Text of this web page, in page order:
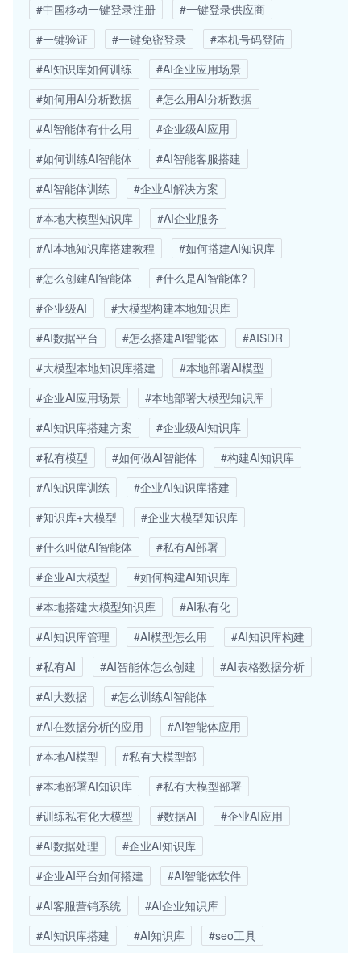
#中国移动一键登录注册
#一键登录供应商
#一键验证
#一键免密登录
#本机号码登陆
#AI知识库如何训练
#AI企业应用场景
#如何用AI分析数据
#怎么用AI分析数据
#AI智能体有什么用
#企业级AI应用
#如何训练AI智能体
#AI智能客服搭建
#AI智能体训练
#企业AI解决方案
#本地大模型知识库
#AI企业服务
#AI本地知识库搭建教程
#如何搭建AI知识库
#怎么创建AI智能体
#什么是AI智能体?
#企业级AI
#大模型构建本地知识库
#AI数据平台
#怎么搭建AI智能体
#AISDR
#大模型本地知识库搭建
#本地部署AI模型
#企业AI应用场景
#本地部署大模型知识库
#AI知识库搭建方案
#企业级AI知识库
#私有模型
#如何做AI智能体
#构建AI知识库
#AI知识库训练
#企业AI知识库搭建
#知识库+大模型
#企业大模型知识库
#什么叫做AI智能体
#私有AI部署
#企业AI大模型
#如何构建AI知识库
#本地搭建大模型知识库
#AI私有化
#AI知识库管理
#AI模型怎么用
#AI知识库构建
#私有AI
#AI智能体怎么创建
#AI表格数据分析
#AI大数据
#怎么训练AI智能体
#AI在数据分析的应用
#AI智能体应用
#本地AI模型
#私有大模型部
#本地部署AI知识库
#私有大模型部署
#训练私有化大模型
#数据AI
#企业AI应用
#AI数据处理
#企业AI知识库
#企业AI平台如何搭建
#AI智能体软件
#AI客服营销系统
#AI企业知识库
#AI知识库搭建
#AI知识库
#seo工具